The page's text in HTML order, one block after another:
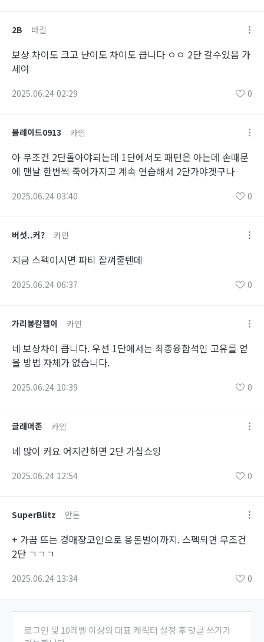
2B 바칼
보상 차이도 크고 난이도 차이도 큽니다 ㅇㅇ 2단 갈수있음 가
세여
2025.06.24 02:29 0
블레이드0913 카인
아 무조건 2단돌아야되는데 1단에서도 패턴은 아는데 손때문
에 맨날 한번씩 죽어가지고 계속 연습해서 2단가야겟구나
2025.06.24 03:40 0
버섯..커? 카인
지금 스펙이시면 파티 잘껴줄텐데
2025.06.24 06:37 0
가리봉칼잽이 카인
네 보상차이 큽니다. 우선 1단에서는 최종융합석인 고유를 얻
을 방법 자체가 없습니다.
2025.06.24 10:39 0
글래머존 카인
네 많이 커요 어지간하면 2단 가십쇼잉
2025.06.24 12:54 0
SuperBlitz 안톤
+ 가끔 뜨는 경매장코인으로 용돈벌이까지. 스펙되면 무조건
2단 ㄱㄱㄱ
2025.06.24 13:34 0
로그인 및 10레벨 이상의 대표 캐릭터 설정 후 댓글 쓰기가